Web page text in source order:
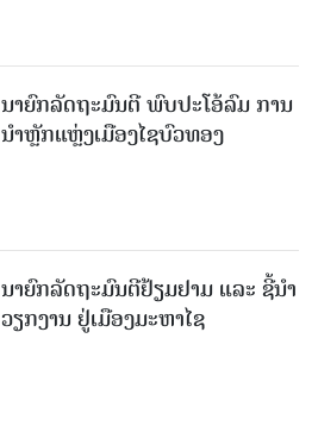
ນາຍົກລັດຖະມົນຕີ ພົບປະໂອ້ລົມ ການ
ນຳຫຼັກແຫຼ່ງເມືອງໄຊບົວທອງ
ນາຍົກລັດຖະມົນຕີຢ້ຽມຢາມ ແລະ ຊີ້ນຳ
ວຽກງານ ຢູ່ເມືອງມະຫາໄຊ